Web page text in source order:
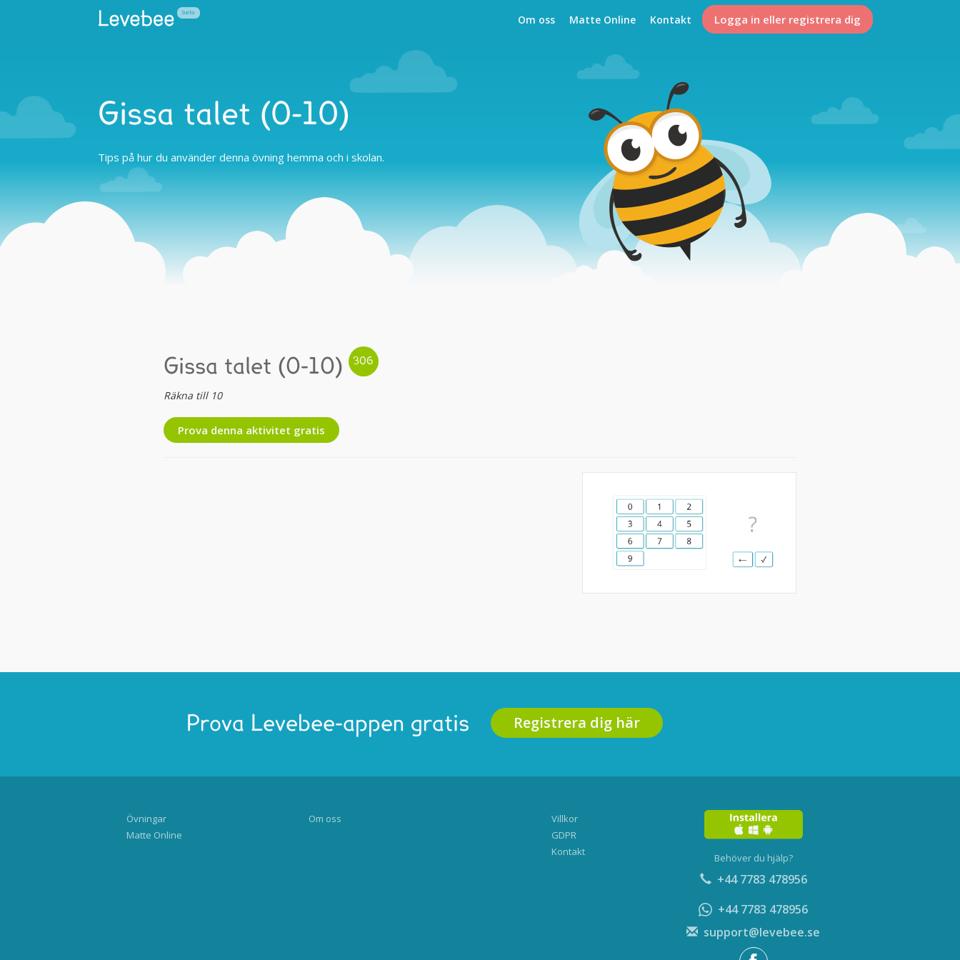
Om oss Matte Online Kontakt Logga in eller registrera dig
Gissa talet (0-10)
Tips på hur du använder denna övning hemma och i skolan.
Gissa talet (0-10)
Räkna till 10
Prova denna aktivitet gratis
Prova Levebee-appen gratis Registrera dig här
Övningar
Matte Online
Om oss
Villkor
GDPR
Kontakt
Behöver du hjälp?
+44 7783 478956
+44 7783 478956
support@levebee.se